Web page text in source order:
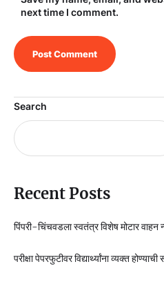
next time I comment.
Search
Recent Posts
पिंपरी-चिंचवडला स्वतंत्र विशेष मोटार वाहन
परीक्षा पेपरफुटीवर विद्यार्थ्यांना व्यक्त